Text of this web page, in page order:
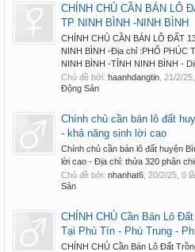
CHÍNH CHỦ CẦN BÁN LÔ
TP NINH BÌNH -NINH BÌNH
CHÍNH CHỦ CẦN BÁN LÔ ĐẤT
NINH BÌNH -Địa chỉ :PHỐ PHÚC
NINH BÌNH -TỈNH NINH BÌNH -
Chủ đề bởi: haanhdangtin 21/2/25
Động Sản
Chính chủ cần bán lô đất
- khả năng sinh lời cao
Chính chủ cần bán lô đất huyện
lời cao - Địa chỉ: thửa 320 phân
Chủ đề bởi: nhanhat6 20/2/25 , 0
Sản
CHÍNH CHỦ Cần Bán Lô
Tại Phú Tín - Phú Trung -
CHÍNH CHỦ Cần Bán Lô Đất